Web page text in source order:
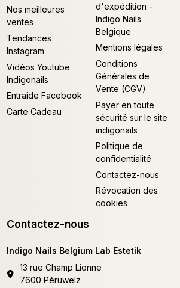
Nos meilleures
ventes
Tendances
Instagram
Vidéos Youtube
Indigonails
Entraide Facebook
Carte Cadeau
d'expédition -
Indigo Nails
Belgique
Mentions légales
Conditions
Générales de
Vente (CGV)
Payer en toute
sécurité sur le site
indigonails
Politique de
confidentialité
Contactez-nous
Révocation des
cookies
Contactez-nous
Indigo Nails Belgium Lab Estetik
13 rue Champ Lionne
7600 Péruwelz